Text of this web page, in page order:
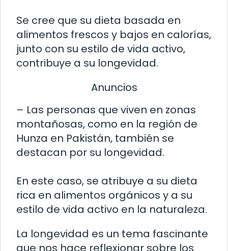
Se cree que su dieta basada en
alimentos frescos y bajos en calorías,
junto con su estilo de vida activo,
contribuye a su longevidad.
Anuncios
– Las personas que viven en zonas
montañosas, como en la región de
Hunza en Pakistán, también se
destacan por su longevidad.
En este caso, se atribuye a su dieta
rica en alimentos orgánicos y a su
estilo de vida activo en la naturaleza.
La longevidad es un tema fascinante
que nos hace reflexionar sobre los